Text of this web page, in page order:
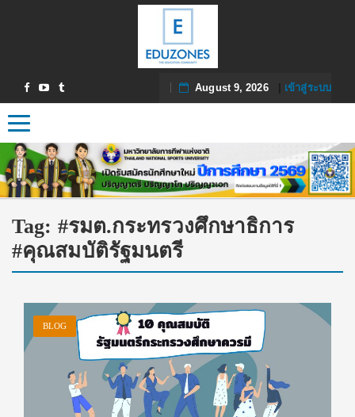
August 9, 2026| เข้าสู่ระบบ
Toggle navigation
Tag: #รมต.กระทรวงศึกษาธิการ
#คุณสมบัติรัฐมนตรี
BLOG